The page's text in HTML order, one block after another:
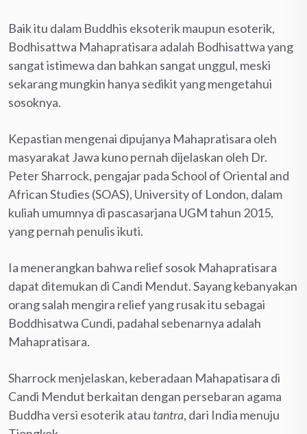
Baik itu dalam Buddhis eksoterik maupun esoterik,
Bodhisattwa Mahapratisara adalah Bodhisattwa yang
sangat istimewa dan bahkan sangat unggul, meski
sekarang mungkin hanya sedikit yang mengetahui
sosoknya.
Kepastian mengenai dipujanya Mahapratisara oleh
masyarakat Jawa kuno pernah dijelaskan oleh Dr.
Peter Sharrock, pengajar pada School of Oriental and
African Studies (SOAS), University of London, dalam
kuliah umumnya di pascasarjana UGM tahun 2015,
yang pernah penulis ikuti.
Ia menerangkan bahwa relief sosok Mahapratisara
dapat ditemukan di Candi Mendut. Sayang kebanyakan
orang salah mengira relief yang rusak itu sebagai
Boddhisatwa Cundi, padahal sebenarnya adalah
Mahapratisara.
Sharrock menjelaskan, keberadaan Mahapatisara di
Candi Mendut berkaitan dengan persebaran agama
Buddha versi esoterik atau tantra, dari India menuju